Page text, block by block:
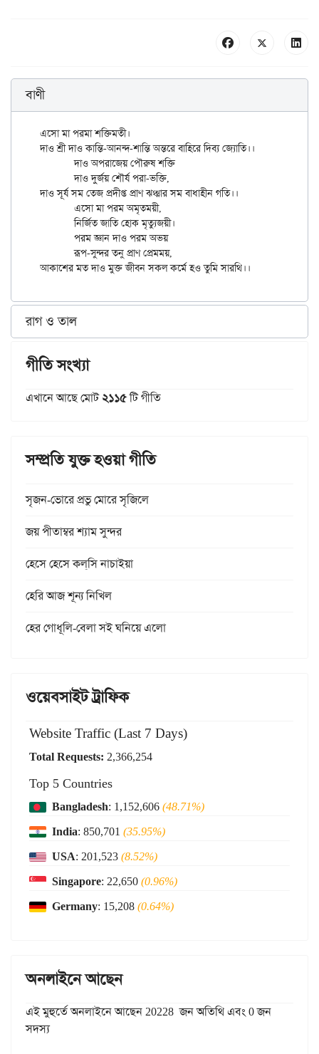
বাণী
এসো মা পরমা শক্তিমতী।
দাও শ্রী দাও কান্তি-আনন্দ-শান্তি অন্তরে বাহিরে দিব্য জ্যোতি।।
	দাও অপরাজেয় পৌরুষ শক্তি
	দাও দুর্জয় শৌর্য পরা-ভক্তি,
দাও সূর্য সম তেজ প্রদীপ্ত প্রাণ ঝঞ্ঝার সম বাধাহীন গতি।।
	নির্জিত জাতি হোক মৃত্যুজয়ী।
	রূপ-সুন্দর তনু প্রাণ প্রেমময়,
রাগ ও তাল
গীতি সংখ্যা
এখানে আছে মোট২১১৫টি গীতি
সম্প্রতি যুক্ত হওয়া গীতি
সৃজন-ভোরে প্রভু মোরে সৃজিলে
জয় পীতাম্বর শ্যাম সুন্দর
হেসে হেসে কল্‌সি নাচাইয়া
হেরি আজ শূন্য নিখিল
হের গোধূলি-বেলা সই ঘনিয়ে এলো
ওয়েবসাইট ট্রাফিক
Website Traffic (Last 7 Days)
Total Requests: 2,366,254
Top 5 Countries
Bangladesh: 1,152,606(48.71%)
India: 850,701 (35.95%)
USA: 201,523(8.52%)
Singapore: 22,650(0.96%)
Germany: 15,208(0.64%)
অনলাইনে আছেন
এই মুহুর্তে অনলাইনে আছেন 20228 জন অতিথি এবং 0 জন
সদস্য